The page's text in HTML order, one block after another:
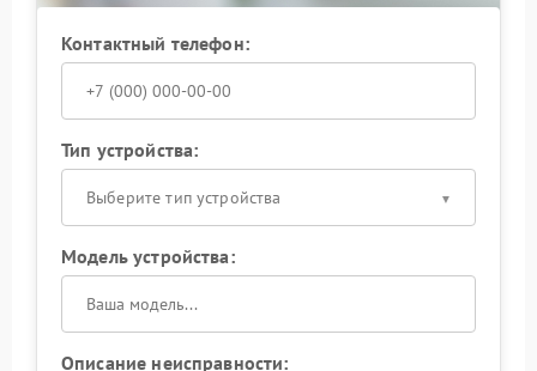
Контактный телефон:
Тип устройства:
Выберите тип устройства
Модель устройства:
Описание неисправности: